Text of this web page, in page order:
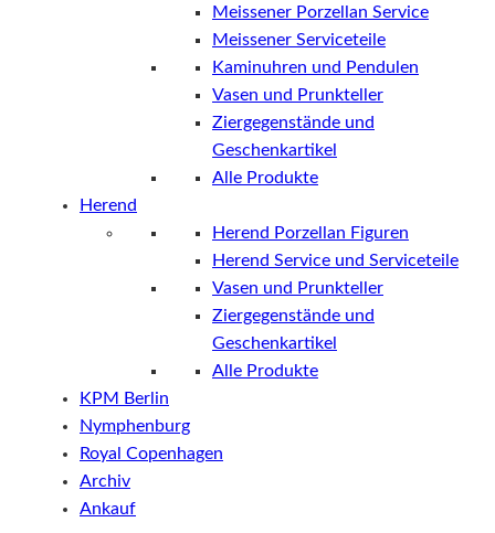
Meissener Porzellan Service
Meissener Serviceteile
Kaminuhren und Pendulen
Vasen und Prunkteller
Ziergegenstände und
Geschenkartikel
Alle Produkte
Herend
Herend Porzellan Figuren
Herend Service und Serviceteile
Vasen und Prunkteller
Ziergegenstände und
Geschenkartikel
Alle Produkte
KPM Berlin
Nymphenburg
Royal Copenhagen
Archiv
Ankauf